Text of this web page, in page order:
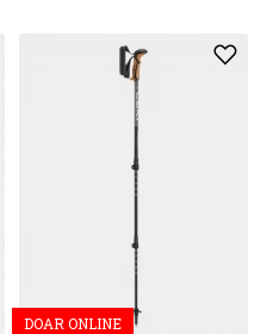
DOAR ONLINE